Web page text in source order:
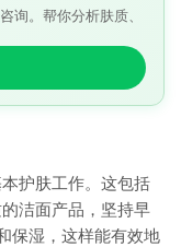
询。帮你分析肤质、
护肤工作。这包括
洁面产品，坚持早
保湿，这样能有效地